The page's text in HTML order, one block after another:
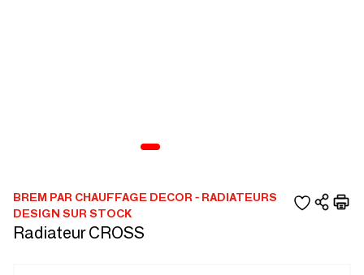
BREM PAR CHAUFFAGE DECOR - RADIATEURS
DESIGN SUR STOCK
Radiateur CROSS